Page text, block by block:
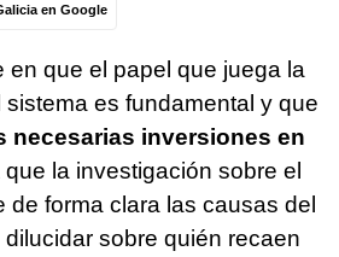
en Google
en que el papel que juega la
sistema es fundamental y que
necesarias inversiones en
que la investigación sobre el
de forma clara las causas del
sobre quién recaen